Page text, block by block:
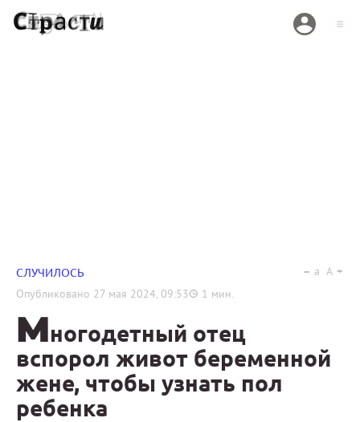
СЛУЧИЛОСЬ
Опубликовано 27 мая 2024, 09:53 1 мин.
a A
Многодетный отец
вспорол живот беременной
жене, чтобы узнать пол
ребенка